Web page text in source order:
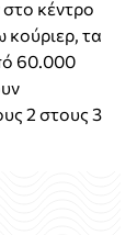
κέντρο
κούριερ, τα
60.000
2 στους 3